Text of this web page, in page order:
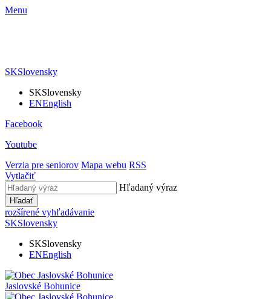
Menu
SKSlovensky
SKSlovensky
ENEnglish
Facebook
Youtube
Verzia pre seniorov Mapa webu RSS
Vytlačiť
Hľadaný výraz
Hľadať
rozšírené vyhľadávanie
SKSlovensky
SKSlovensky
ENEnglish
Jaslovské Bohunice